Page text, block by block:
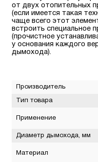
от двух отопительных
(если имеется такая
чаще всего этот
встроить специальное
(прочистное
у основания каждого
дымохода).
Производитель
Тип товара
Применение
Диаметр дымохода, мм
Материал